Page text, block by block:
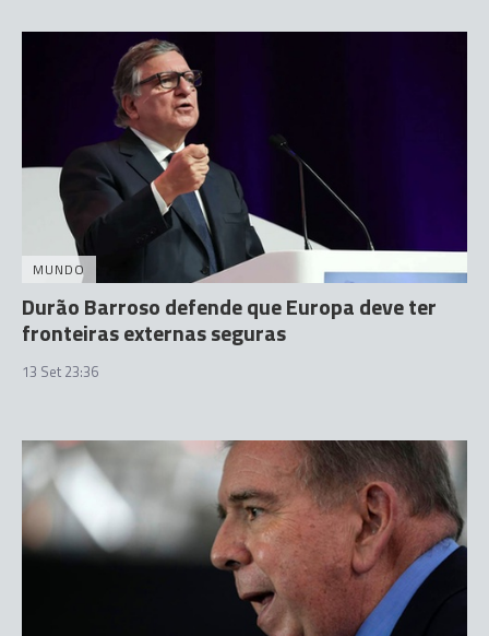
MUNDO
Durão Barroso defende que Europa deve ter
fronteiras externas seguras
13 Set 23:36